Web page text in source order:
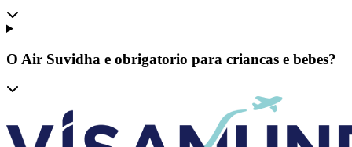
O Air Suvidha e obrigatorio para criancas e bebes?